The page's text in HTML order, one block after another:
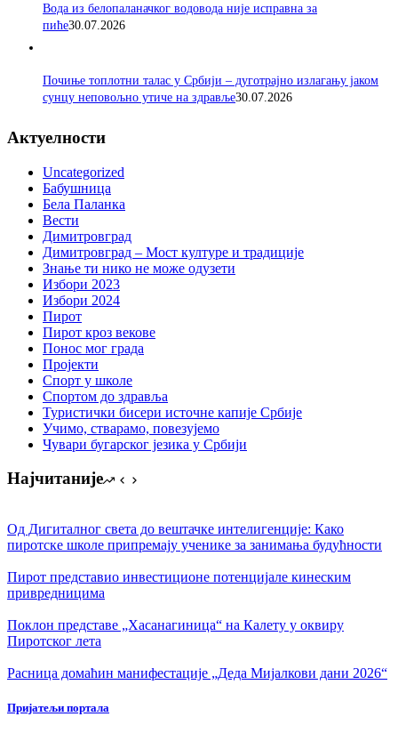
Вода из белопаланачког водовода није исправна за
пиће30.07.2026
Почиње топлотни талас у Србији – дуготрајно излагању јаком
сунцу неповољно утиче на здравље30.07.2026
Актуелности
Uncategorized
Бабушница
Бела Паланка
Вести
Димитровград
Димитровград – Мост културе и традиције
Знање ти нико не може одузети
Избори 2023
Избори 2024
Пирот
Пирот кроз векове
Понос мог града
Пројекти
Спорт у школе
Спортом до здравља
Туристички бисери источне капије Србије
Учимо, стварамо, повезујемо
Чувари бугарског језика у Србији
Најчитаније
Од Дигиталног света до вештачке интелигенције: Како
пиротске школе припремају ученике за занимања будућности
Пирот представио инвестиционе потенцијале кинеским
привредницима
Поклон представе „Хасанагиница“ на Калету у оквиру
Пиротског лета
Расница домаћин манифестације „Деда Мијалкови дани 2026“
Пријатељи портала